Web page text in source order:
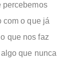
percebemos
com o que já
que nos faz
que nunca